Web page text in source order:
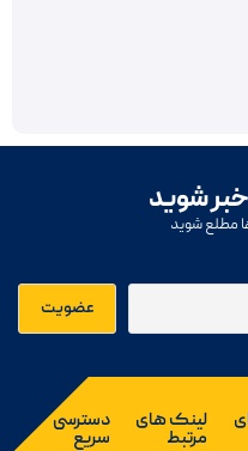
شوید
مطلع شوید
لینک های
مرتبط
دسترسی
سریع